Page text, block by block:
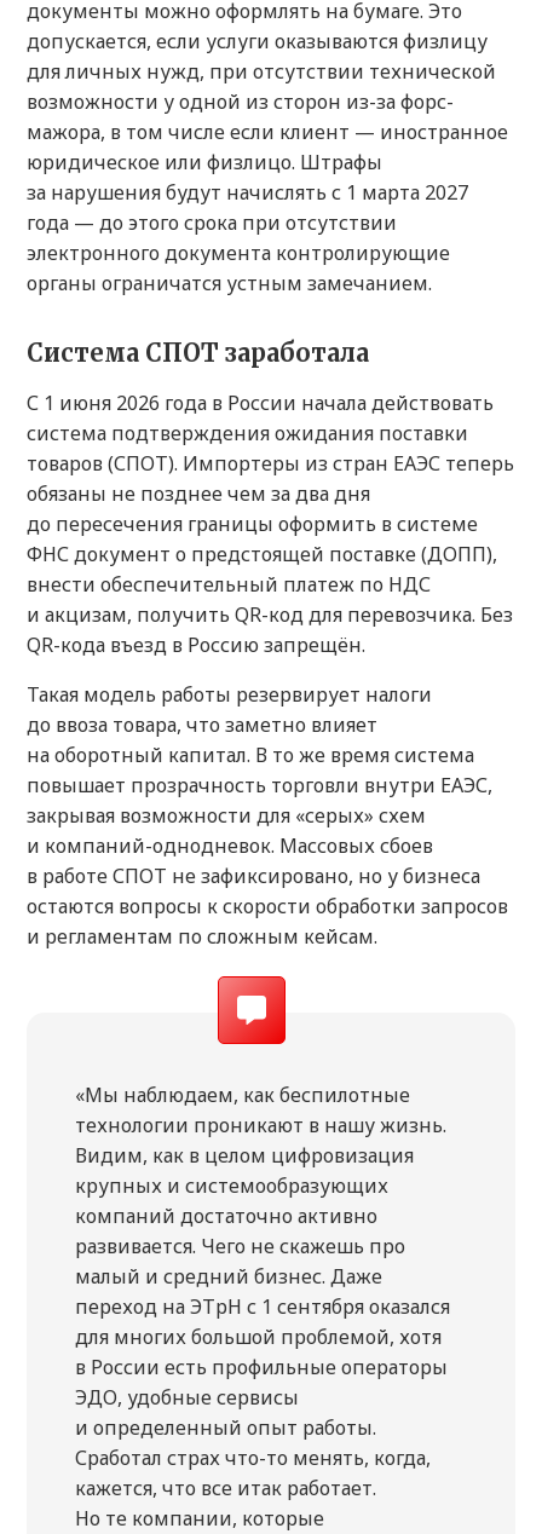
документы можно оформлять на бумаге. Это
допускается, если услуги оказываются физлицу
для личных нужд, при отсутствии технической
возможности у одной из сторон из-за форс-
мажора, в том числе если клиент — иностранное
юридическое или физлицо. Штрафы
за нарушения будут начислять с 1 марта 2027
года — до этого срока при отсутствии
электронного документа контролирующие
органы ограничатся устным замечанием.
Система СПОТ заработала
С 1 июня 2026 года в России начала действовать
система подтверждения ожидания поставки
товаров (СПОТ). Импортеры из стран ЕАЭС теперь
обязаны не позднее чем за два дня
до пересечения границы оформить в системе
ФНС документ о предстоящей поставке (ДОПП),
внести обеспечительный платеж по НДС
и акцизам, получить QR-код для перевозчика. Без
QR-кода въезд в Россию запрещён.
Такая модель работы резервирует налоги
до ввоза товара, что заметно влияет
на оборотный капитал. В то же время система
повышает прозрачность торговли внутри ЕАЭС,
закрывая возможности для «серых» схем
и компаний-однодневок. Массовых сбоев
в работе СПОТ не зафиксировано, но у бизнеса
остаются вопросы к скорости обработки запросов
и регламентам по сложным кейсам.
«Мы наблюдаем, как беспилотные
технологии проникают в нашу жизнь.
Видим, как в целом цифровизация
крупных и системообразующих
компаний достаточно активно
развивается. Чего не скажешь про
малый и средний бизнес. Даже
переход на ЭТрН с 1 сентября оказался
для многих большой проблемой, хотя
в России есть профильные операторы
ЭДО, удобные сервисы
и определенный опыт работы.
Сработал страх что-то менять, когда,
кажется, что все итак работает.
Но те компании, которые